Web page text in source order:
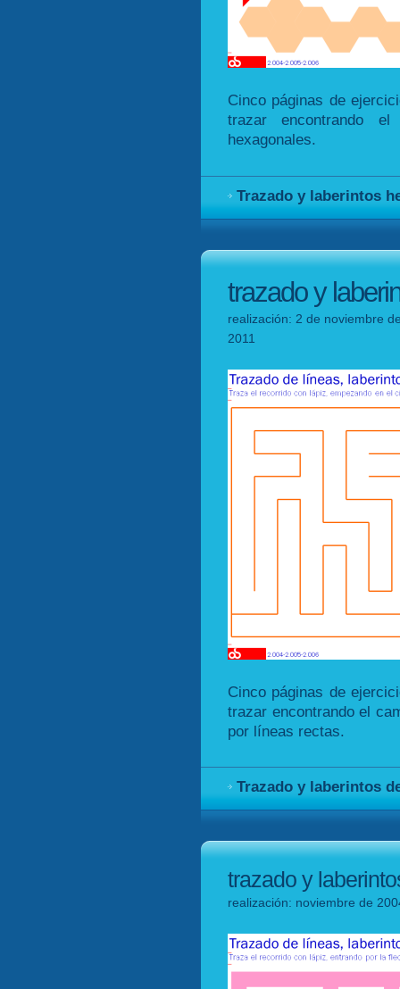
Cinco páginas de
trazar encontrando
hexagonales.
Trazado y laberintos
trazado y
realización: 2 de noviembre
2011
Cinco páginas de
trazar encontrando el
por líneas rectas.
Trazado y laberintos
trazado y
realización: noviembre de